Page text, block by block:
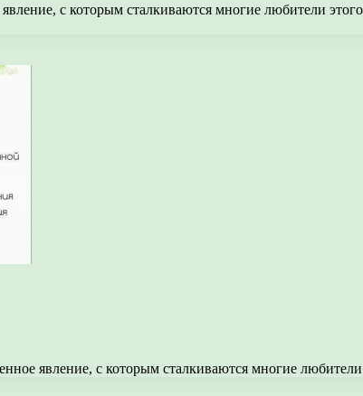
с которым сталкиваются многие любители
явление, с которым сталкиваются многие